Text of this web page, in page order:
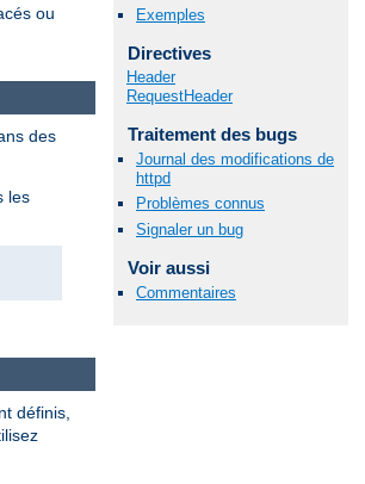
ou
Exemples
Directives
Header
RequestHeader
Traitement des bugs
Journal des modifications de
httpd
Problèmes connus
Signaler un bug
Voir aussi
Commentaires
des
les
définis,